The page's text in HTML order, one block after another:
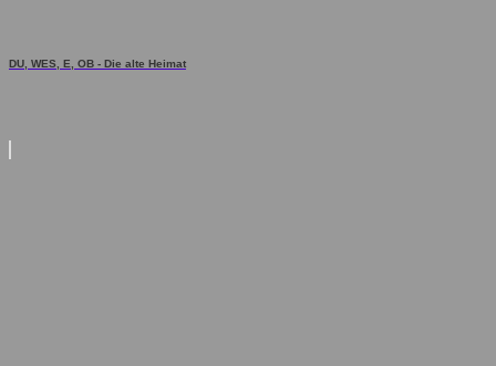
DU, WES, E, OB - Die alte Heimat